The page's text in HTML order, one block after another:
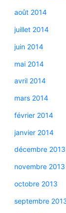
août 2014
juillet 2014
juin 2014
mai 2014
avril 2014
mars 2014
février 2014
janvier 2014
décembre 2013
novembre 2013
octobre 2013
septembre